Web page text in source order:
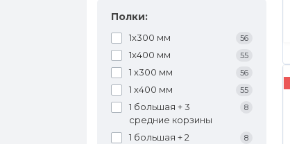
Полки:
1х300 мм 56
1х400 мм 55
1 х300 мм 56
1 х400 мм 55
1 большая + 3
средние корзины
8
1 большая + 2
8